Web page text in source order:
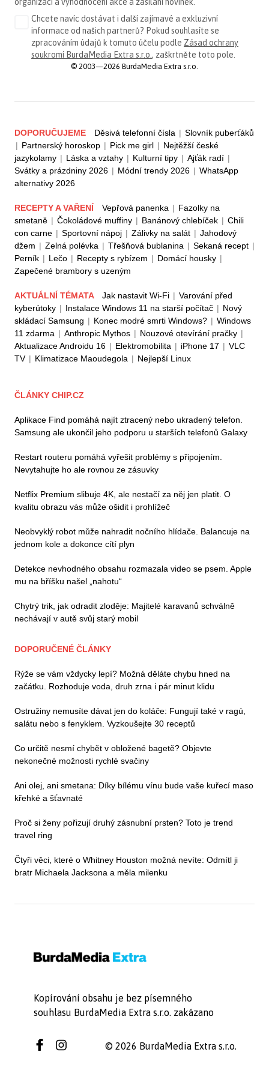
Chcete navíc dostávat i další zajímavé a exkluzivní
informace od našich partnerů? Pokud souhlasíte se
zpracováním údajů k tomuto účelu podle Zásad ochrany
soukromí BurdaMedia Extra s.r.o. , zaškrtněte toto pole.
© 2003—2026 BurdaMedia Extra s.r.o.
DOPORUČUJEME Děsivá telefonní čísla | Slovník puberťáků
| Partnerský horoskop | Pick me girl | Nejtěžší české
jazykolamy | Láska a vztahy | Kulturní tipy | Ajťák radí |
Svátky a prázdniny 2026 | Módní trendy 2026 | WhatsApp
alternativy 2026
RECEPTY A VAŘENÍ Vepřová panenka | Fazolky na
smetaně | Čokoládové muffiny | Banánový chlebíček | Chili
con carne | Sportovní nápoj | Zálivky na salát | Jahodový
džem | Zelná polévka | Třešňová bublanina | Sekaná recept |
Perník | Lečo | Recepty s rybízem | Domácí housky |
Zapečené brambory s uzeným
AKTUÁLNÍ TÉMATA Jak nastavit Wi-Fi | Varování před
kyberútoky | Instalace Windows 11 na starší počítač | Nový
skládací Samsung | Konec modré smrti Windows? | Windows
11 zdarma | Anthropic Mythos | Nouzové otevírání pračky |
Aktualizace Androidu 16 | Elektromobilita | iPhone 17 | VLC
TV | Klimatizace Maoudegola | Nejlepší Linux
ČLÁNKY CHIP.CZ
Aplikace Find pomáhá najít ztracený nebo ukradený telefon.
Samsung ale ukončil jeho podporu u starších telefonů Galaxy
Restart routeru pomáhá vyřešit problémy s připojením.
Nevytahujte ho ale rovnou ze zásuvky
Netflix Premium slibuje 4K, ale nestačí za něj jen platit. O
kvalitu obrazu vás může ošidit i prohlížeč
Neobvyklý robot může nahradit nočního hlídače. Balancuje na
jednom kole a dokonce cítí plyn
Detekce nevhodného obsahu rozmazala video se psem. Apple
mu na bříšku našel „nahotu“
Chytrý trik, jak odradit zloděje: Majitelé karavanů schválně
nechávají v autě svůj starý mobil
DOPORUČENÉ ČLÁNKY
Rýže se vám vždycky lepí? Možná děláte chybu hned na
začátku. Rozhoduje voda, druh zrna i pár minut klidu
Ostružiny nemusíte dávat jen do koláče: Fungují také v ragú,
salátu nebo s fenyklem. Vyzkoušejte 30 receptů
Co určitě nesmí chybět v obložené bagetě? Objevte
nekonečné možnosti rychlé svačiny
Ani olej, ani smetana: Díky bílému vínu bude vaše kuřecí maso
křehké a šťavnaté
Proč si ženy pořizují druhý zásnubní prsten? Toto je trend
travel ring
Čtyři věci, které o Whitney Houston možná nevíte: Odmítl ji
bratr Michaela Jacksona a měla milenku
Kopírování obsahu je bez písemného
souhlasu BurdaMedia Extra s.r.o. zakázano
© 2026 BurdaMedia Extra s.r.o.